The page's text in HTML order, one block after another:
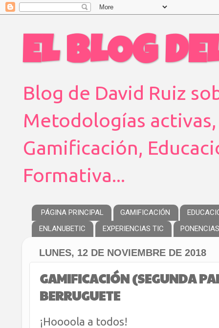
EL BLOG
Blog de David Ruiz
Metodologías
Gamificación,
Formativa...
PÁGINA PRINCIPAL GAMIFICACIÓN
ENLANUBETIC
EXPERIENCIAS TIC
LUNES, 12 DE NOVIEMBRE DE 2018
GAMIFICACIÓN (SEGUNDA
BERRUGUETE
¡Hoooola a todos!